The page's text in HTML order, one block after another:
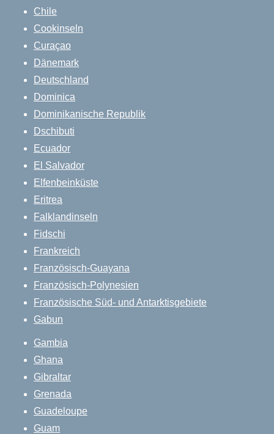
Chile
Cookinseln
Curaçao
Dänemark
Deutschland
Dominica
Dominikanische Republik
Dschibuti
Ecuador
El Salvador
Elfenbeinküste
Eritrea
Falklandinseln
Fidschi
Frankreich
Französisch-Guayana
Französisch-Polynesien
Französische Süd- und Antarktisgebiete
Gabun
Gambia
Ghana
Gibraltar
Grenada
Guadeloupe
Guam